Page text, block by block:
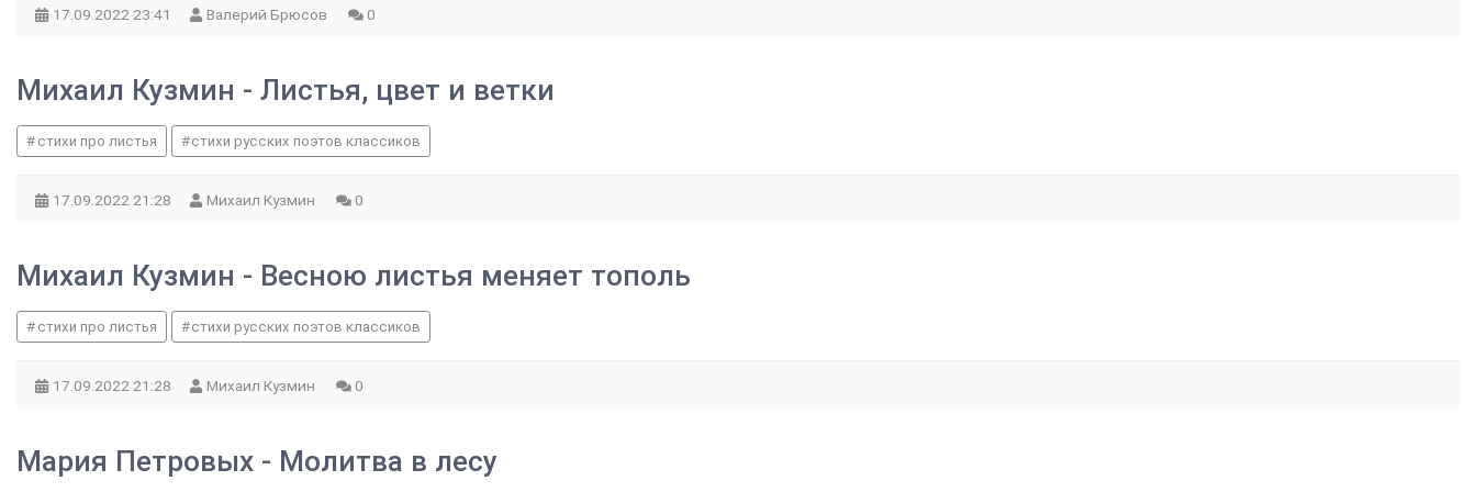
17.09.2022 23:41 Валерий Брюсов 0
Михаил Кузмин - Листья, цвет и ветки
стихи про листья стихи русских поэтов классиков
17.09.2022 21:28 Михаил Кузмин 0
Михаил Кузмин - Весною листья меняет тополь
стихи про листья стихи русских поэтов классиков
17.09.2022 21:28 Михаил Кузмин 0
Мария Петровых - Молитва в лесу